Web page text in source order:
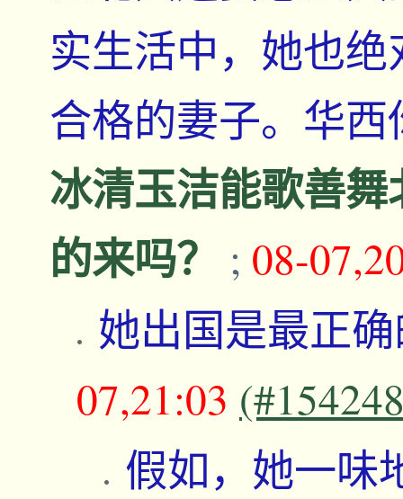
实生活中，她也
合格的妻子。华
冰清玉洁能歌善
的来吗？
; 08-
她出国是最正
07,21:03
假如，她一味